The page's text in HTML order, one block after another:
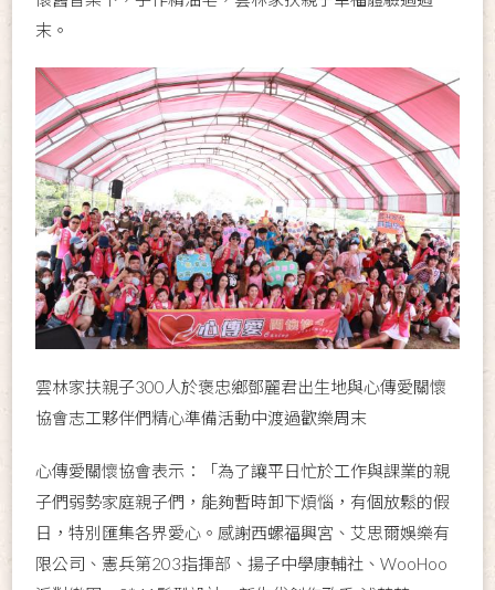
末。
雲林家扶親子300人於褒忠鄉鄧麗君出生地與心傳愛關懷
協會志工夥伴們精心準備活動中渡過歡樂周末
心傳愛關懷協會表示：「為了讓平日忙於工作與課業的親
子們弱勢家庭親子們，能夠暫時卸下煩惱，有個放鬆的假
日，特別匯集各界愛心。感謝西螺福興宮、艾思爾娛樂有
限公司、憲兵第203指揮部、揚子中學康輔社、WooHoo